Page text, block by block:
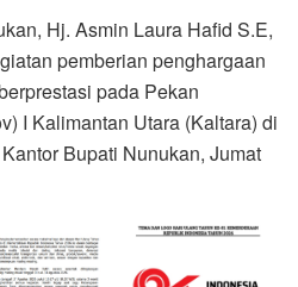
Hj. Asmin Laura Hafid S.E,
pemberian penghargaan
pada Pekan
I Kalimantan Utara (Kaltara) di
Bupati Nunukan, Jumat